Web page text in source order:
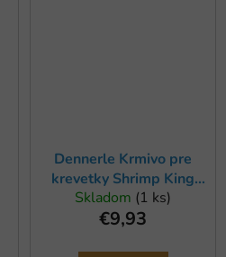
Dennerle Krmivo pre
krevetky Shrimp King
Complete, 45g
Skladom (1 ks)
€9,93